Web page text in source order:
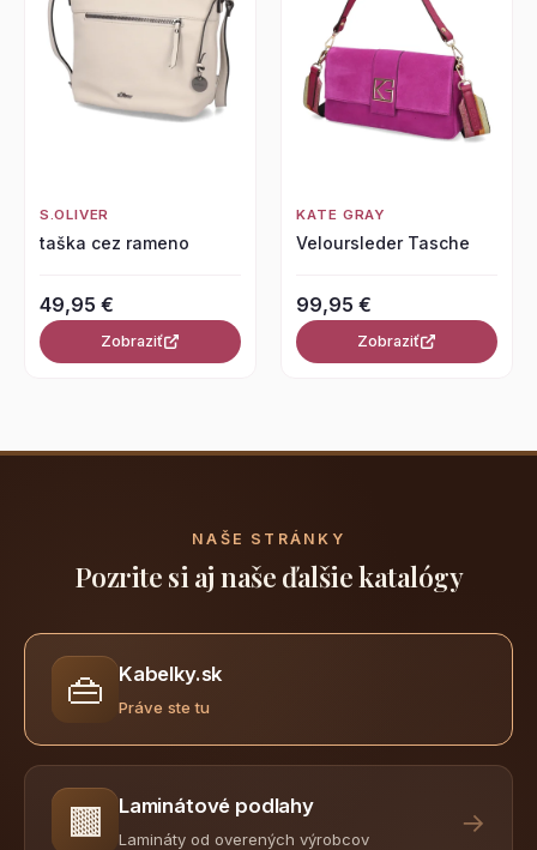
S.OLIVER
taška cez rameno
49,95 €
Zobraziť
KATE GRAY
Veloursleder Tasche
99,95 €
Zobraziť
NAŠE STRÁNKY
Pozrite si aj naše ďalšie katalógy
👜 Kabelky.sk
Práve ste tu
🟫 Laminátové podlahy
Lamináty od overených výrobcov
→